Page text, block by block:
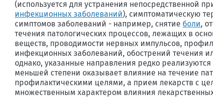
(используется для устранения непосредственной
инфекционных заболеваний ), симптоматическую
симптомов заболеваний - например, снятие боли,
течения патологических процессов, лежащих в
веществ, проводимости нервных импульсов,
инфекционных заболеваний, обострений течения
однако, указанные направления редко
меньшей степени оказывает влияние на течение
профилактическими целями, а прием лекарств с
множественным характером влияния